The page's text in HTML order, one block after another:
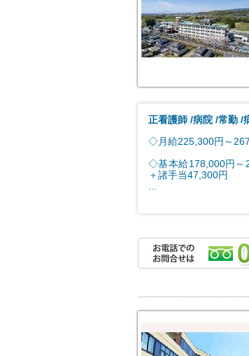
正看護師 病院 常勤
◇月給225,300円～
◇基本給178,000円～
＋諸手当47,300円